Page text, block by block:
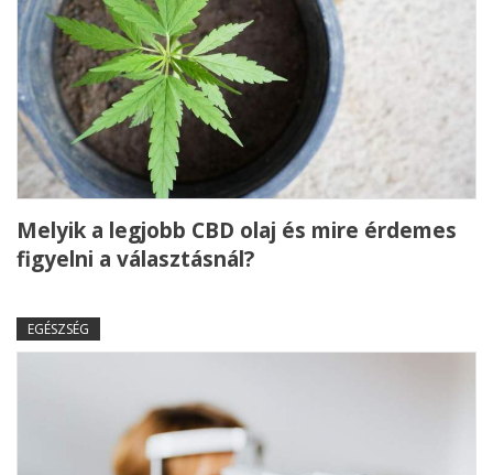
Melyik a legjobb CBD olaj és mire érdemes
figyelni a választásnál?
EGÉSZSÉG